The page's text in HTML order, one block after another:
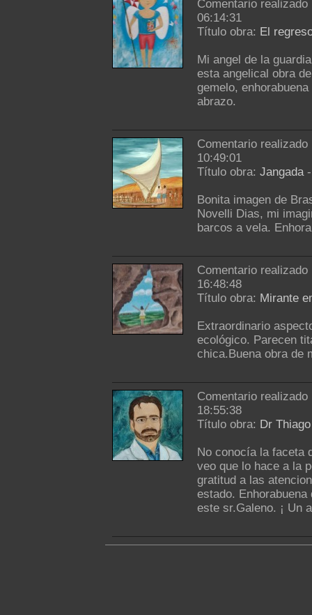
Comentario
06:14:31
Título obra: El
Mi angel de la
esta angelical obra
gemelo,
abrazo.
Comentario
10:49:01
Título obra: Jangada
Bonita imagen de
Novelli Dias, mi
barcos a vela.
Comentario
16:48:48
Título obra: Mirante
Extraordinario
ecológico. Parecen
chica.Buena obra de
Comentario
18:55:38
Título obra: Dr
No conocía la faceta
veo que lo hace a la
gratitud a las
estado.
este sr.Galeno. ¡ Un